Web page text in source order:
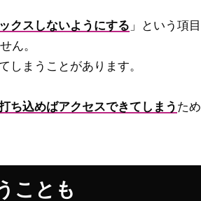
クスしないようにする 」という項目
ん。
しまうことがあります。
ち込めばアクセスできてしまう ため
ことも